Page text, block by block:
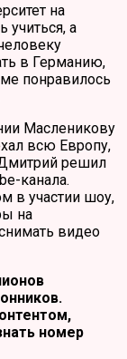
на
учиться, а
в Германию,
понравилось
Масленикову
всю Европу,
решил
канала.
в участии шоу,
на
видео
номер